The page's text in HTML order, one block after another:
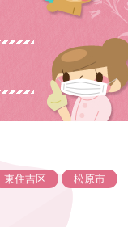
東住吉区 松原市